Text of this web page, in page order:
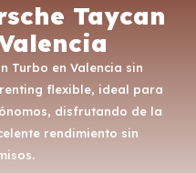
Taycan
Turbo en Valencia sin
flexible, ideal para
disfrutando de la
rendimiento sin